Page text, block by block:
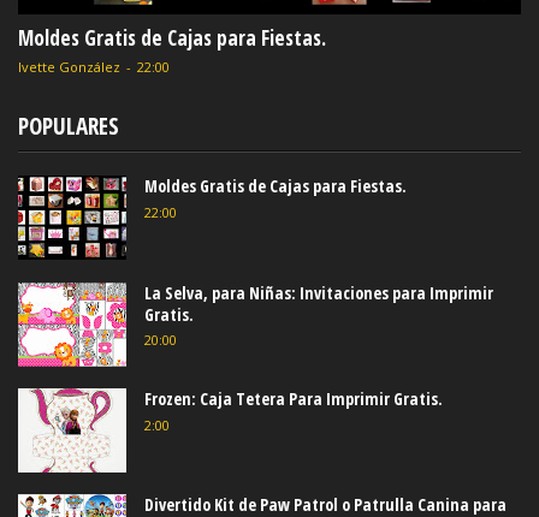
Moldes Gratis de Cajas para Fiestas.
Ivette González - 22:00
POPULARES
Moldes Gratis de Cajas para Fiestas.
22:00
La Selva, para Niñas: Invitaciones para Imprimir
Gratis.
20:00
Frozen: Caja Tetera Para Imprimir Gratis.
2:00
Divertido Kit de Paw Patrol o Patrulla Canina para